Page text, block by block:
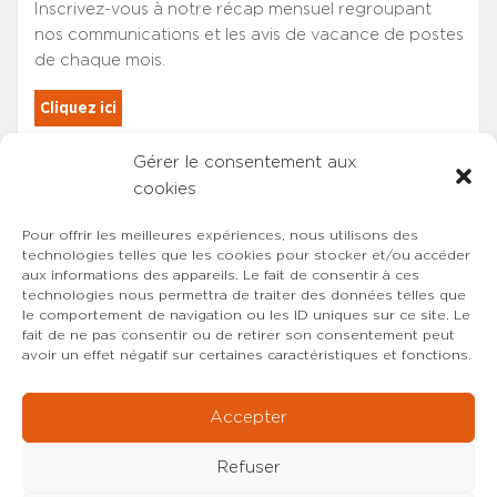
Gérer le consentement aux
cookies
Pour offrir les meilleures expériences, nous utilisons des
technologies telles que les cookies pour stocker et/ou accéder
aux informations des appareils. Le fait de consentir à ces
technologies nous permettra de traiter des données telles que
le comportement de navigation ou les ID uniques sur ce site. Le
fait de ne pas consentir ou de retirer son consentement peut
avoir un effet négatif sur certaines caractéristiques et fonctions.
Accepter
Refuser
Inscrivez-vous à notre récap mensuel regroupant
nos communications et les avis de vacance de postes
de chaque mois.
Cliquez ici
Les adhérents du SYNCASS-CFDT
sont automatiquement inscrits.